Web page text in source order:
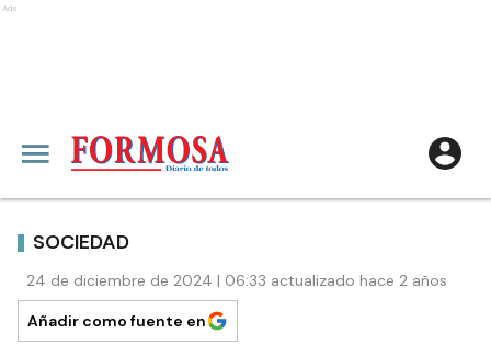
Ads
SOCIEDAD
24 de diciembre de 2024 | 06:33 actualizado hace 2 años
Añadir como fuente en